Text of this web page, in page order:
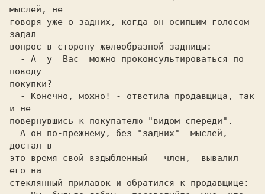
мыслей, не
говоря уже о задних, когда он осипшим голосом
задал
вопрос в сторону желеобразной задницы:
поводу
покупки?
и не
повернувшись к покупателю "видом спереди".
достал в
это время свой вздыбленный   член,  вывалил
его на
стеклянный прилавок и обратился к продавщице: